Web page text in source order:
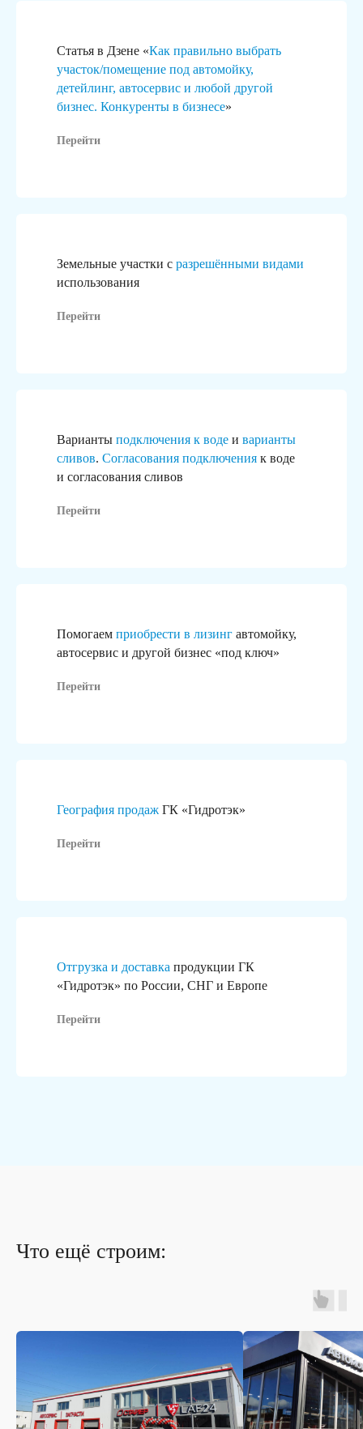
Статья в Дзене «Как правильно выбрать
участок/помещение под автомойку,
детейлинг, автосервис и любой другой
бизнес. Конкуренты в бизнесе»
Перейти
Земельные участки с разрешёнными видами
использования
Перейти
Варианты подключения к воде и варианты
сливов. Согласования подключения к воде
и согласования сливов
Перейти
Помогаем приобрести в лизинг автомойку,
автосервис и другой бизнес «под ключ»
Перейти
География продаж ГК «Гидротэк»
Перейти
Отгрузка и доставка продукции ГК
«Гидротэк» по России, СНГ и Европе
Перейти
Что ещё строим: